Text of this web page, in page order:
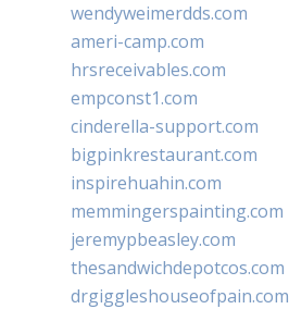
wendyweimerdds.com
ameri-camp.com
hrsreceivables.com
empconst1.com
cinderella-support.com
bigpinkrestaurant.com
inspirehuahin.com
memmingerspainting.com
jeremypbeasley.com
thesandwichdepotcos.com
drgiggleshouseofpain.com